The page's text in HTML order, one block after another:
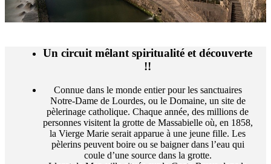
Un circuit mêlant spiritualité et découverte
!!
Connue dans le monde entier pour les sanctuaires
Notre-Dame de Lourdes, ou le Domaine, un site de
pèlerinage catholique. Chaque année, des millions de
personnes visitent la grotte de Massabielle où, en 1858,
la Vierge Marie serait apparue à une jeune fille. Les
pèlerins peuvent boire ou se baigner dans l’eau qui
coule d’une source dans la grotte.